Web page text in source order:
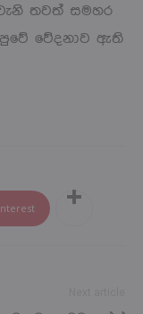
තවත් සමහර
වේදනාව ඇති